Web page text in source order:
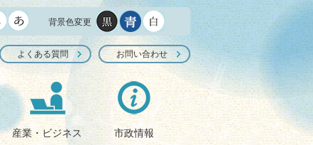
背景色変更
よくある質問 お問い合わせ
産業・ビジネス 市政情報